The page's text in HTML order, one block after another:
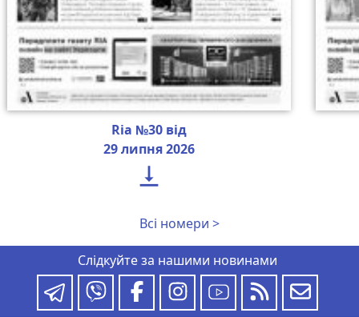
Ria №30 від
29 липня 2026

Всі номери >
Слідкуйте за нашими новинами